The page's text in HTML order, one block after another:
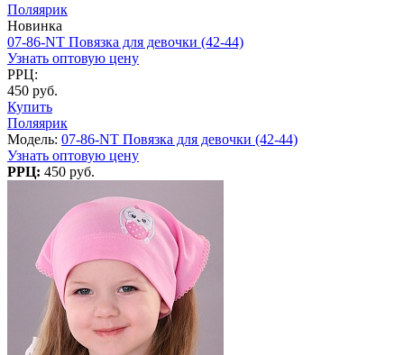
Поляярик
Новинка
07-86-NT Повязка для девочки (42-44)
Узнать оптовую цену
РРЦ:
450 руб.
Купить
Поляярик
Модель: 07-86-NT Повязка для девочки (42-44)
Узнать оптовую цену
РРЦ: 450 руб.